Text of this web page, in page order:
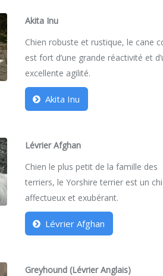
Akita Inu
Chien robuste et rustique, le cane
est fort d’une grande réactivité et
excellente agilité.
Akita Inu
Lévrier Afghan
Chien le plus petit de la famille des
terriers, le Yorshire terrier est un
affectueux et exubérant.
Lévrier Afghan
Greyhound (Lévrier Anglais)